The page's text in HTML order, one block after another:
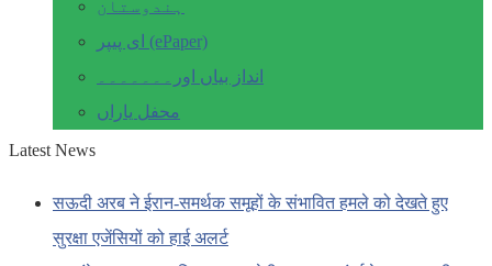
ہندوستان
ای پیپر (ePaper)
انداز بیاں اور۔۔۔۔۔۔۔
محفل یاراں
Latest News
सऊदी अरब ने ईरान-समर्थक समूहों के संभावित हमले को देखते हुए
सुरक्षा एजेंसियों को हाई अलर्ट